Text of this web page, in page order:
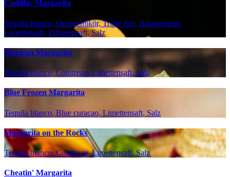
Cadillac Margarita
Tequila blanco, Orangenlikör, Triple Sec, Agavensirup,
Limettensaft, Zitronensaft, Salz
Mexican Margarita
Tequila blanco, Cointreau, Limettensaft, Salz
Blue Frozen Margarita
Tequila blanco, Blue curaçao, Limettensaft, Salz
Margarita on the Rocks
Tequila blanco, Cointreau, Limettensaft, Salz
Cheatin' Margarita